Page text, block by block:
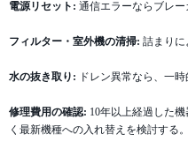
電源リセット: 通信エラーならブレー
フィルター・室外機の清掃: 詰まりに
水の抜き取り: ドレン異常なら、一
修理費用の確認: 10年以上経過した
く最新機種への入れ替えを検討する。